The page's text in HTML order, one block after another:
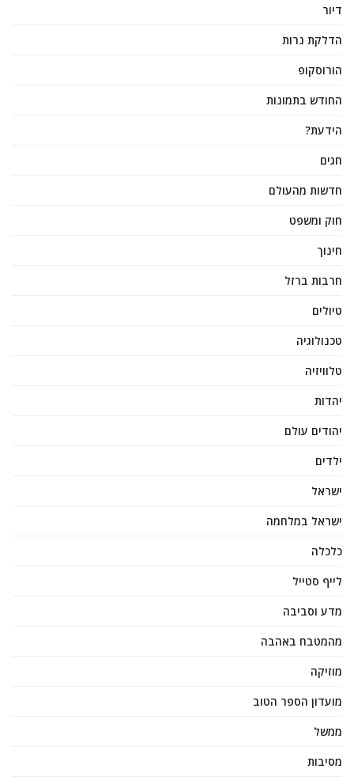
דיור
הדלקת נרות
הורוסקופ
החודש בתמונות
הידעת?
חגים
חדשות מהעולם
חוק ומשפט
חינוך
חרבות ברזל
טיולים
טכנולוגיה
טלוויזיה
יהדות
יהודים עולם
ילדים
ישראל
ישראל במלחמה
כלכלה
לייף סטייל
מדע וסביבה
מהמטבח באהבה
מוזיקה
מועדון הספר הטוב
ממשל
מסיבות